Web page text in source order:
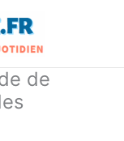
de